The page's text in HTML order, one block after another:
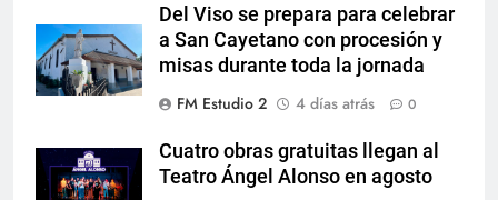
Del Viso se prepara para celebrar
a San Cayetano con procesión y
misas durante toda la jornada
FM Estudio 2
4 días atrás 0
Cuatro obras gratuitas llegan al
Teatro Ángel Alonso en agosto